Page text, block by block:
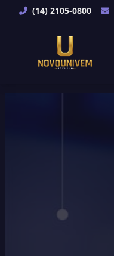
(14) 2105-0800